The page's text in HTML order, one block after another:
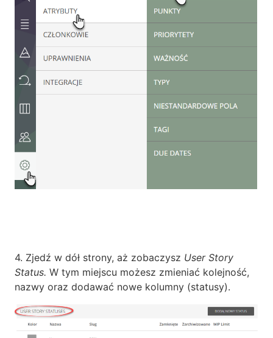
4. Zjedź w dół strony, aż zobaczysz User Story
Status. W tym miejscu możesz zmieniać kolejność,
nazwy oraz dodawać nowe kolumny (statusy).